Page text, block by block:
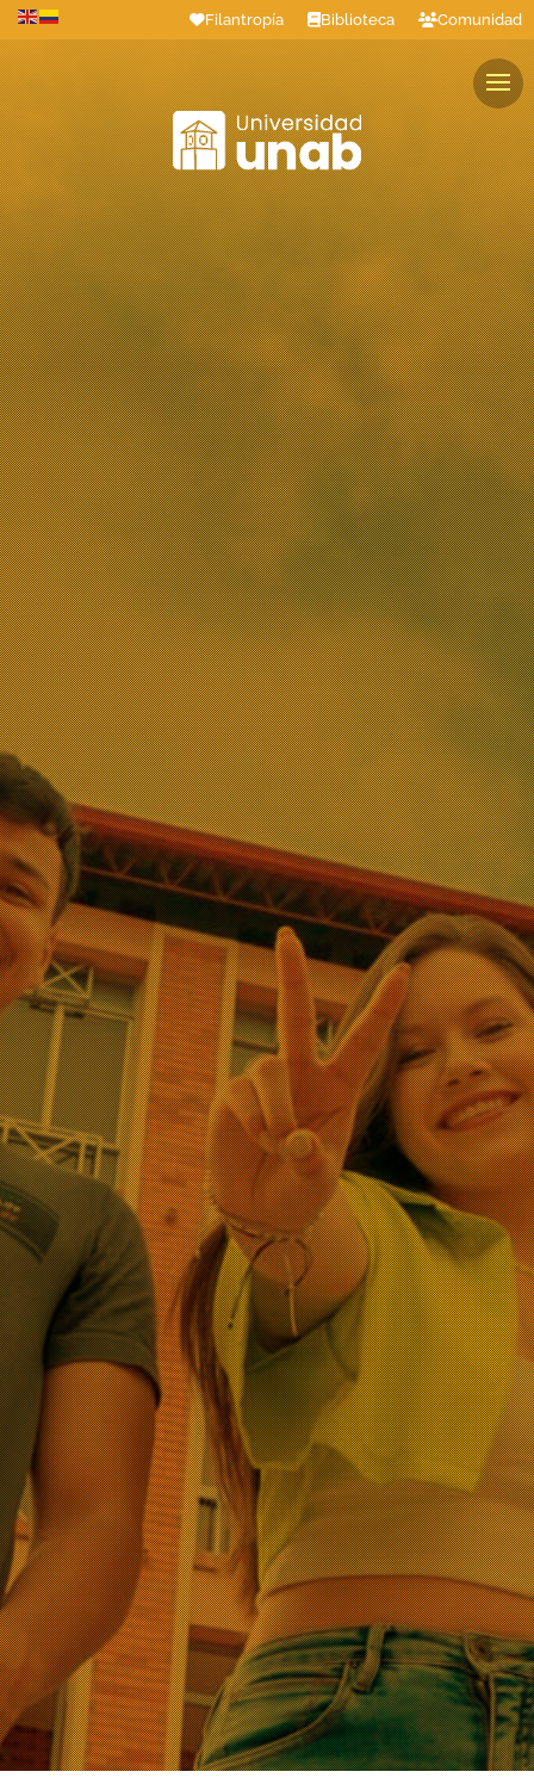
Filantropía Biblioteca Comunidad
Estudiantes Profesores Colaboradores Graduados